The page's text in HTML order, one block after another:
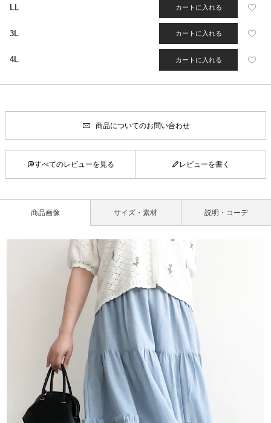
LL カートに入れる
3L カートに入れる
4L カートに入れる
商品についてのお問い合わせ
すべてのレビューを見る レビューを書く
商品画像 サイズ・素材 説明・コーデ